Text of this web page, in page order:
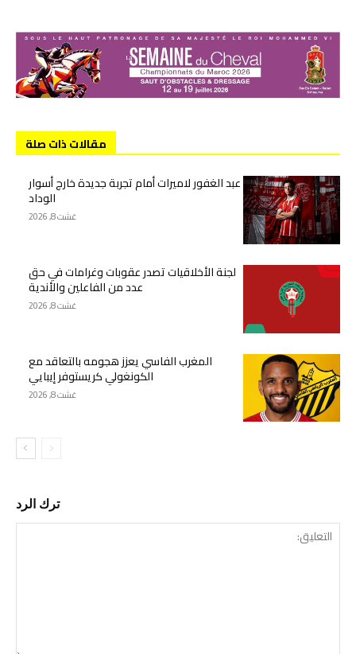
مقالات ذات صلة
عبد الغفور لاميرات أمام تجربة جديدة خارج أسوار
الوداد
غشت 8, 2026
لجنة الأخلاقيات تصدر عقوبات وغرامات في حق
عدد من الفاعلين والأندية
غشت 8, 2026
المغرب الفاسي يعزز هجومه بالتعاقد مع
الكونغولي كريستوفر إيبايي
غشت 8, 2026
ترك الرد